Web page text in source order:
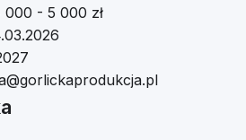
000 - 5 000 zł